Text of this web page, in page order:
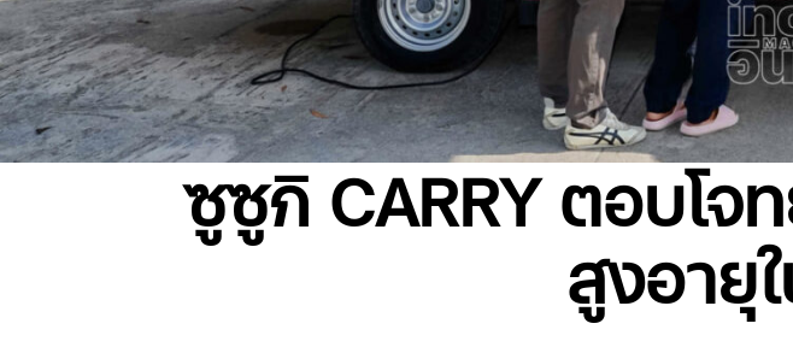
ซูซูกิ CARRY ตอบโจ
สูงอายุ